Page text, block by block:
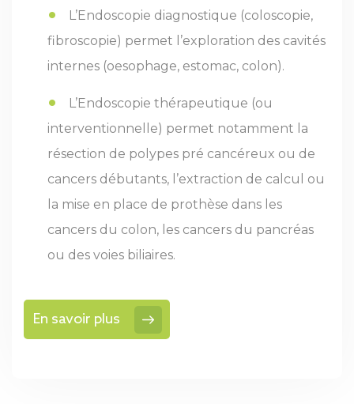
L’Endoscopie diagnostique (coloscopie,
fibroscopie) permet l’exploration des cavités
internes (oesophage, estomac, colon).
L’Endoscopie thérapeutique (ou
interventionnelle) permet notamment la
résection de polypes pré cancéreux ou de
cancers débutants, l’extraction de calcul ou
la mise en place de prothèse dans les
cancers du colon, les cancers du pancréas
ou des voies biliaires.
En savoir plus